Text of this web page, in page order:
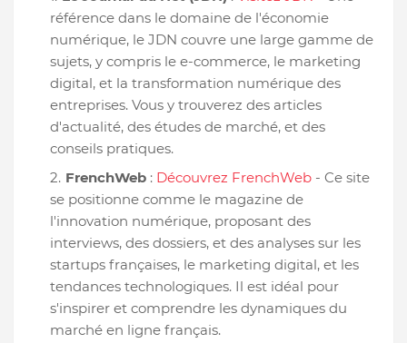
référence dans le domaine de l'économie
numérique, le JDN couvre une large gamme de
sujets, y compris le e-commerce, le marketing
digital, et la transformation numérique des
entreprises. Vous y trouverez des articles
d'actualité, des études de marché, et des
conseils pratiques.
FrenchWeb : Découvrez FrenchWeb - Ce site
se positionne comme le magazine de
l'innovation numérique, proposant des
interviews, des dossiers, et des analyses sur les
startups françaises, le marketing digital, et les
tendances technologiques. Il est idéal pour
s'inspirer et comprendre les dynamiques du
marché en ligne français.